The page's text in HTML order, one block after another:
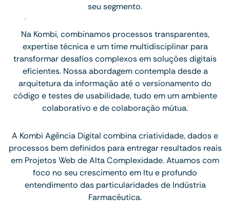
seu segmento.
Na Kombi, combinamos processos transparentes,
expertise técnica e um time multidisciplinar para
transformar desafios complexos em soluções digitais
eficientes. Nossa abordagem contempla desde a
arquitetura da informação até o versionamento do
código e testes de usabilidade, tudo em um ambiente
colaborativo e de colaboração mútua.
A Kombi Agência Digital combina criatividade, dados e
processos bem definidos para entregar resultados reais
em Projetos Web de Alta Complexidade. Atuamos com
foco no seu crescimento em Itu e profundo
entendimento das particularidades de Indústria
Farmacêutica.